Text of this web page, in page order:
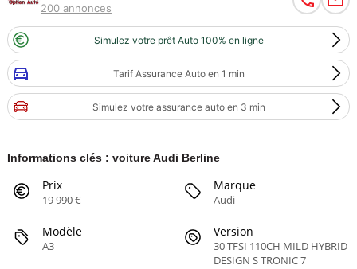
200 annonces
Simulez votre prêt Auto 100% en ligne
Tarif Assurance Auto en 1 min
Simulez votre assurance auto en 3 min
Informations clés : voiture Audi Berline
Prix
19 990 €
Marque
Audi
Modèle
A3
Version
30 TFSI 110CH MILD HYBRID
DESIGN S TRONIC 7